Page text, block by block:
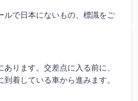
ルで日本にないもの、標識をご
ります。交差点に入る前に、
着している車から進みます。